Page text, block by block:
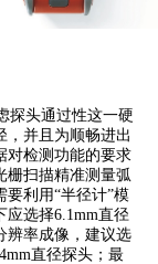
探头通过性这一硬
，并且为顺畅进出
对检测功能的要求
栅扫描精准测量弧
利用“半径计”模
选择6.1mm直径
辨率成像，建议选
直径探头；最